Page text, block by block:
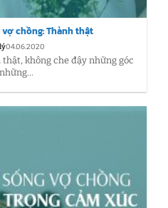
chồng: Thành thật
04.06.2020
không che đậy những góc